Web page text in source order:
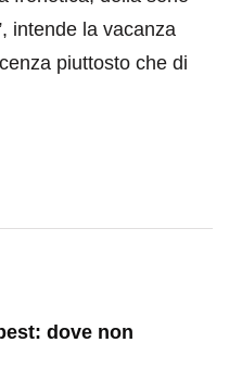
intende la vacanza
piuttosto che di
dove non